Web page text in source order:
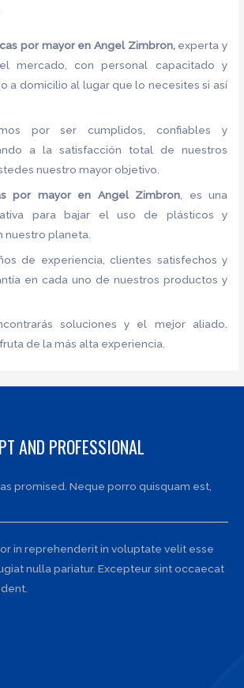
por mayoren Angel Zimbron, experta y
mercado, con personal capacitado y
a domicilio al lugar que lo necesites si así
por ser cumplidos, confiables y
a la satisfacción total de nuestros
nuestro mayor objetivo.
por mayoren Angel Zimbron , es una
para bajar el uso de plásticos y
nuestro planeta.
de experiencia, clientes satisfechos y
en cada uno de nuestros productos y
soluciones y el mejor aliado.
de la más alta experiencia.
AND PROFESSIONAL
promised. Neque porro quisquam est,
in reprehenderit in voluptate velit esse
nulla pariatur. Excepteur sint occaecat